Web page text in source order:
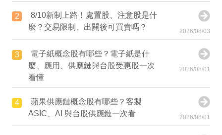
2
8/10新制上路！處置股、注意股是什
麼？交易限制、出關後可買賣嗎？
2026/08/03
3
電子紙概念股有哪些？電子紙是什
麼、應用、供應鏈與台股受惠股一次
看懂
2026/08/01
4
蘋果供應鏈概念股有哪些？客製
ASIC、AI 與台股供應鏈一次看
2026/08/01